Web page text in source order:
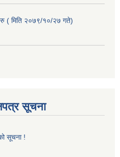
( मिति २०७९/१०/२७ गते)
सूचना
सूचना !